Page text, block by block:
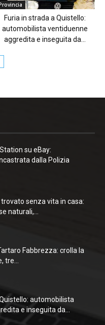
Furia in strada a Quistello:
automobilista ventiduenne
aggredita e inseguita da...
su eBay:
dalla Polizia
senza vita in casa:
naturali,...
Fabbrezza: crolla la
automobilista
e inseguita da...